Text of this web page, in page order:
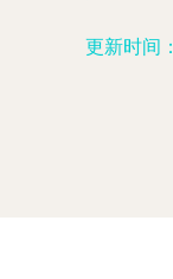
更新时间